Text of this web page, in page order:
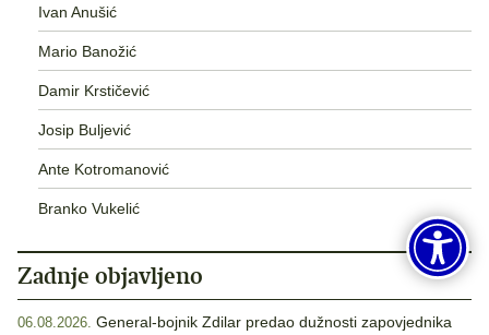
Ivan Anušić
Mario Banožić
Damir Krstičević
Josip Buljević
Ante Kotromanović
Branko Vukelić
Zadnje objavljeno
06.08.2026. General-bojnik Zdilar predao dužnosti zapovjednika